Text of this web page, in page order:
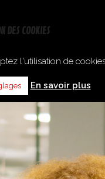
DES COOKIES
l'utilisation de
En savoir plus